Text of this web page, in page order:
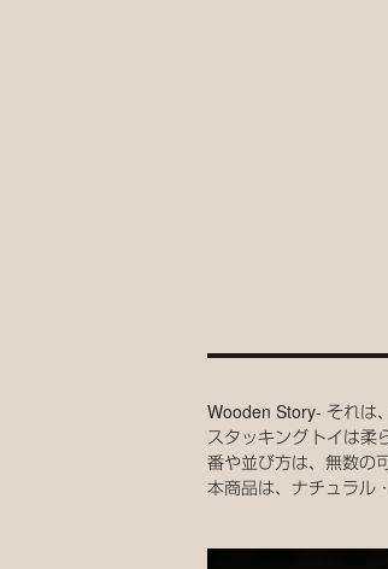
Wooden Story- それは
スタッキングトイは柔
番や並び方は、無数の
本商品は、ナチュラル